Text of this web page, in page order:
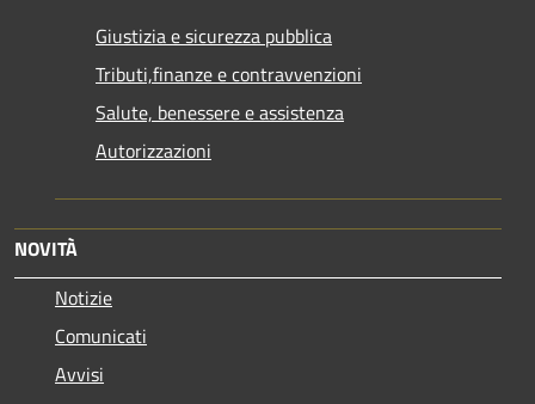
Giustizia e sicurezza pubblica
Tributi,finanze e contravvenzioni
Salute, benessere e assistenza
Autorizzazioni
NOVITÀ
Notizie
Comunicati
Avvisi